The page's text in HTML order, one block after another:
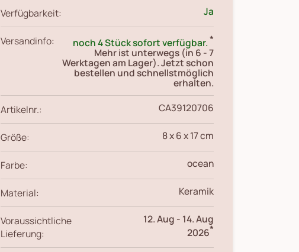
Verfügbarkeit: Ja
Versandinfo: noch 4 Stück sofort verfügbar.*
Mehr ist unterwegs (in 6 - 7
Werktagen am Lager). Jetzt schon
bestellen und schnellstmöglich
erhalten.
Artikelnr.: CA39120706
Größe: 8 x 6 x 17 cm
Farbe: ocean
Material: Keramik
Voraussichtliche
Lieferung:
12. Aug - 14. Aug
2026*